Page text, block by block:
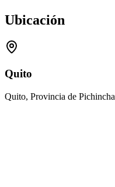
Ubicación
Quito
Quito, Provincia de Pichincha